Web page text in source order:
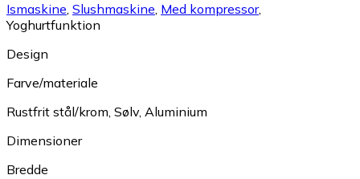
Ismaskine, Slushmaskine, Med kompressor,
Yoghurtfunktion
Design
Farve/materiale
Rustfrit stål/krom, Sølv, Aluminium
Dimensioner
Bredde